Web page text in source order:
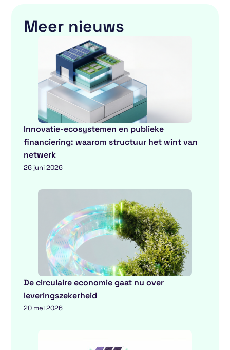
Meer nieuws
Innovatie-ecosystemen en publieke
financiering: waarom structuur het wint van
netwerk
26 juni 2026
De circulaire economie gaat nu over
leveringszekerheid
20 mei 2026